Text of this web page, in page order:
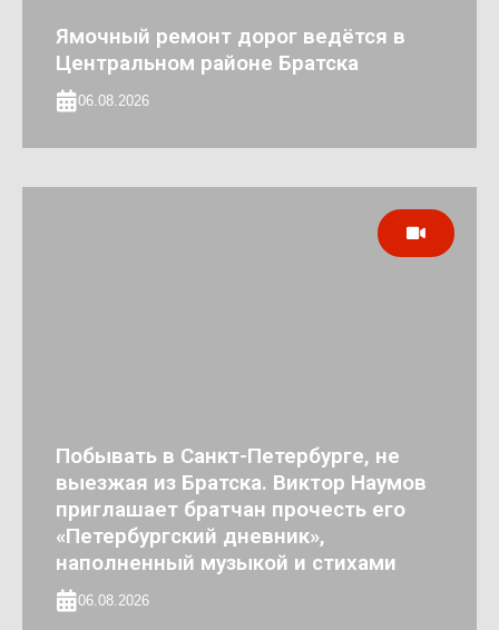
Ямочный ремонт дорог ведётся в
Центральном районе Братска
06.08.2026
Побывать в Санкт-Петербурге, не
выезжая из Братска. Виктор Наумов
приглашает братчан прочесть его
«Петербургский дневник»,
наполненный музыкой и стихами
06.08.2026